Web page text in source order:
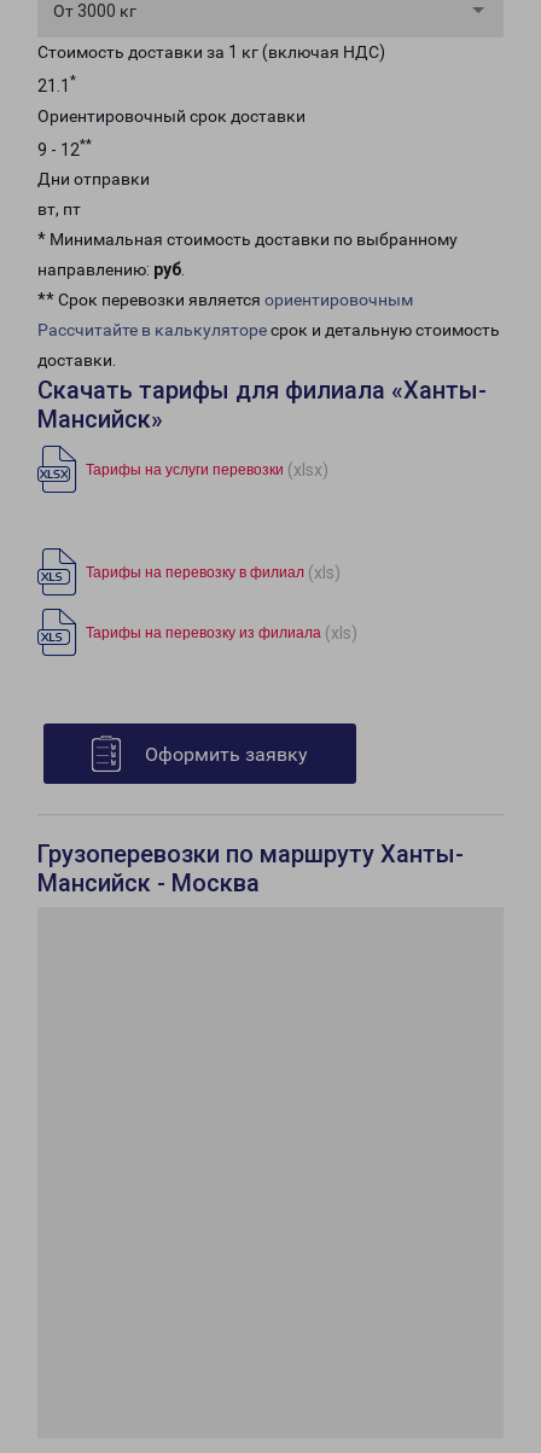
От 3000 кг
Стоимость доставки за 1 кг (включая НДС)
21.1 *
Ориентировочный срок доставки
9 - 12**
Дни отправки
вт, пт
* Минимальная стоимость доставки по выбранному
направлению: руб.
** Срок перевозки является ориентировочным
Рассчитайте в калькуляторесрок и детальную стоимость
доставки.
Скачать тарифы для филиала «Ханты-
Мансийск»
Тарифы на услуги перевозки (xlsx)
Тарифы на перевозку в филиал (xls)
Тарифы на перевозку из филиала (xls)
Оформить заявку
Грузоперевозки по маршруту Ханты-
Мансийск - Москва